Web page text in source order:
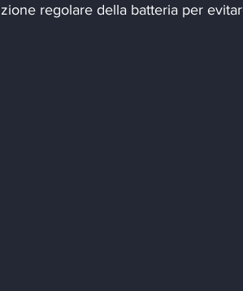
regolare della batteria per